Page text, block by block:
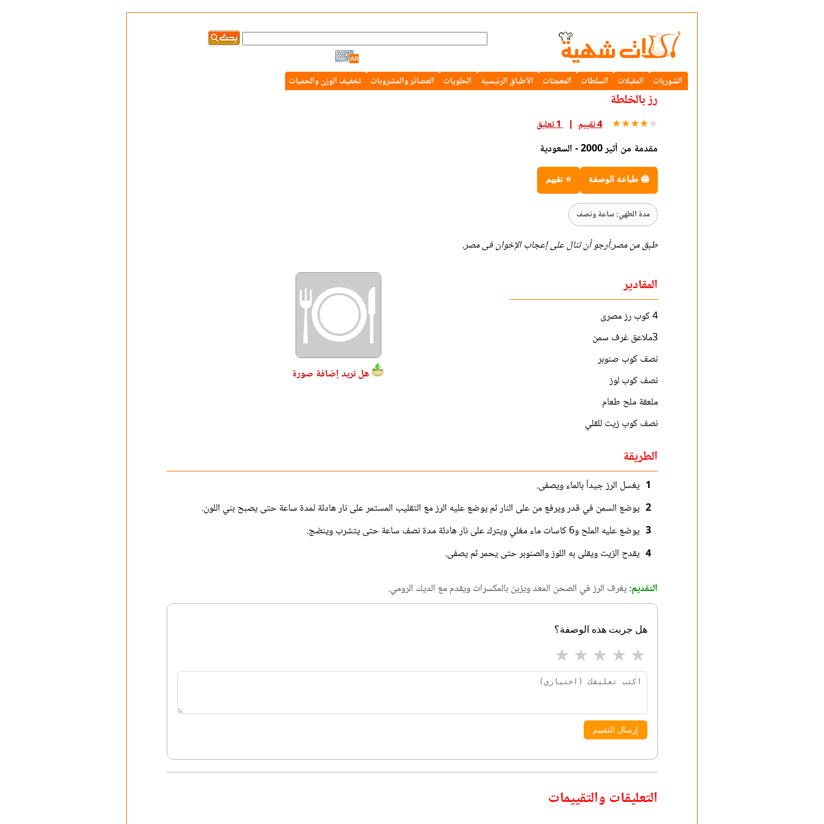
الشوربات المقبلات السلطات المعجنات الأطباق الرئيسية الحلويات العصائر والمشروبات تخفيف الوزن والحميات
رز بالخلطة
★★★★★ 4 تقييم 1 تعليق
مقدمة من أثير 2000 - السعودية
🖨 طباعة الوصفة ⭐ تقييم
مدة الطهي: ساعة ونصف
طبق من مصر.أرجو أن تنال على إعجاب الإخوان فى مصر.
المقادير
4 كوب رز مصرى
3ملاعق غرف سمن
نصف كوب صنوبر
نصف كوب لوز
ملعقة ملح طعام
نصف كوب زيت للقلي
هل تريد إضافة صورة
الطريقة
1 يغسل الرز جيداً بالماء ويصفى.
2 يوضع السمن في قدر ويرفع من على النار ثم يوضع عليه الرز مع التقليب المستمر على نار هادئة لمدة ساعة حتى يصبح بني اللون.
3 يوضع عليه الملح و6 كاسات ماء مغلي ويترك على نار هادئة مدة نصف ساعة حتى يتشرب وينضج.
4 يقدح الزيت ويقلى به اللوز والصنوبر حتى يحمر ثم يصفى.
التقديم:يغرف الرز في الصحن المعد ويزين بالمكسرات ويقدم مع الديك الرومي.
هل جربت هذه الوصفة؟
★ ★ ★ ★ ★
إرسال التقييم
التعليقات والتقييمات